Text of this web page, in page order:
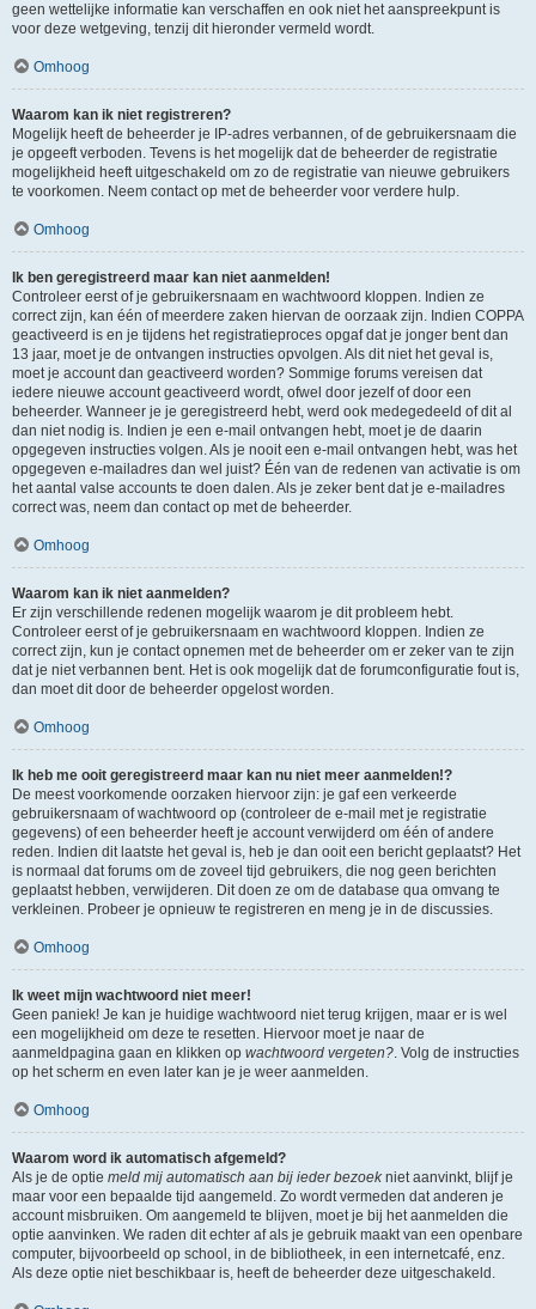
geen wettelijke informatie kan verschaffen en ook niet het aanspreekpunt is
voor deze wetgeving, tenzij dit hieronder vermeld wordt.
Omhoog
Waarom kan ik niet registreren?
Mogelijk heeft de beheerder je IP-adres verbannen, of de gebruikersnaam die
je opgeeft verboden. Tevens is het mogelijk dat de beheerder de registratie
mogelijkheid heeft uitgeschakeld om zo de registratie van nieuwe gebruikers
te voorkomen. Neem contact op met de beheerder voor verdere hulp.
Omhoog
Ik ben geregistreerd maar kan niet aanmelden!
Controleer eerst of je gebruikersnaam en wachtwoord kloppen. Indien ze
correct zijn, kan één of meerdere zaken hiervan de oorzaak zijn. Indien COPPA
geactiveerd is en je tijdens het registratieproces opgaf dat je jonger bent dan
13 jaar, moet je de ontvangen instructies opvolgen. Als dit niet het geval is,
moet je account dan geactiveerd worden? Sommige forums vereisen dat
iedere nieuwe account geactiveerd wordt, ofwel door jezelf of door een
beheerder. Wanneer je je geregistreerd hebt, werd ook medegedeeld of dit al
dan niet nodig is. Indien je een e-mail ontvangen hebt, moet je de daarin
opgegeven instructies volgen. Als je nooit een e-mail ontvangen hebt, was het
opgegeven e-mailadres dan wel juist? Één van de redenen van activatie is om
het aantal valse accounts te doen dalen. Als je zeker bent dat je e-mailadres
correct was, neem dan contact op met de beheerder.
Omhoog
Waarom kan ik niet aanmelden?
Er zijn verschillende redenen mogelijk waarom je dit probleem hebt.
Controleer eerst of je gebruikersnaam en wachtwoord kloppen. Indien ze
correct zijn, kun je contact opnemen met de beheerder om er zeker van te zijn
dat je niet verbannen bent. Het is ook mogelijk dat de forumconfiguratie fout is,
dan moet dit door de beheerder opgelost worden.
Omhoog
Ik heb me ooit geregistreerd maar kan nu niet meer aanmelden!?
De meest voorkomende oorzaken hiervoor zijn: je gaf een verkeerde
gebruikersnaam of wachtwoord op (controleer de e-mail met je registratie
gegevens) of een beheerder heeft je account verwijderd om één of andere
reden. Indien dit laatste het geval is, heb je dan ooit een bericht geplaatst? Het
is normaal dat forums om de zoveel tijd gebruikers, die nog geen berichten
geplaatst hebben, verwijderen. Dit doen ze om de database qua omvang te
verkleinen. Probeer je opnieuw te registreren en meng je in de discussies.
Omhoog
Ik weet mijn wachtwoord niet meer!
Geen paniek! Je kan je huidige wachtwoord niet terug krijgen, maar er is wel
een mogelijkheid om deze te resetten. Hiervoor moet je naar de
aanmeldpagina gaan en klikken op wachtwoord vergeten?. Volg de instructies
op het scherm en even later kan je je weer aanmelden.
Omhoog
Waarom word ik automatisch afgemeld?
Als je de optie meld mij automatisch aan bij ieder bezoekniet aanvinkt, blijf je
maar voor een bepaalde tijd aangemeld. Zo wordt vermeden dat anderen je
account misbruiken. Om aangemeld te blijven, moet je bij het aanmelden die
optie aanvinken. We raden dit echter af als je gebruik maakt van een openbare
computer, bijvoorbeeld op school, in de bibliotheek, in een internetcafé, enz.
Als deze optie niet beschikbaar is, heeft de beheerder deze uitgeschakeld.